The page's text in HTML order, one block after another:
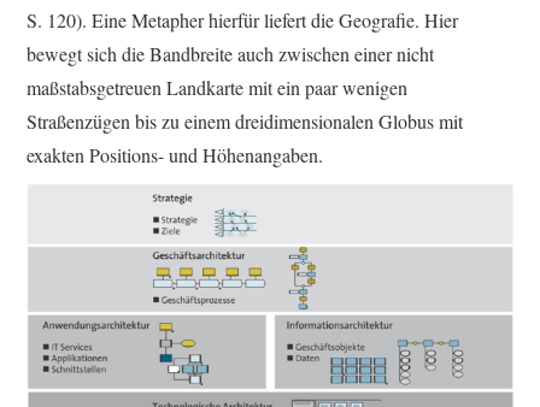
S. 120). Eine Metapher hierfür liefert die Geografie. Hier
bewegt sich die Bandbreite auch zwischen einer nicht
maßstabsgetreuen Landkarte mit ein paar wenigen
Straßenzügen bis zu einem dreidimensionalen Globus mit
exakten Positions- und Höhenangaben.